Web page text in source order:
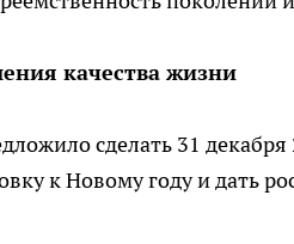
качества жизни
сделать 31
к Новому году и дать